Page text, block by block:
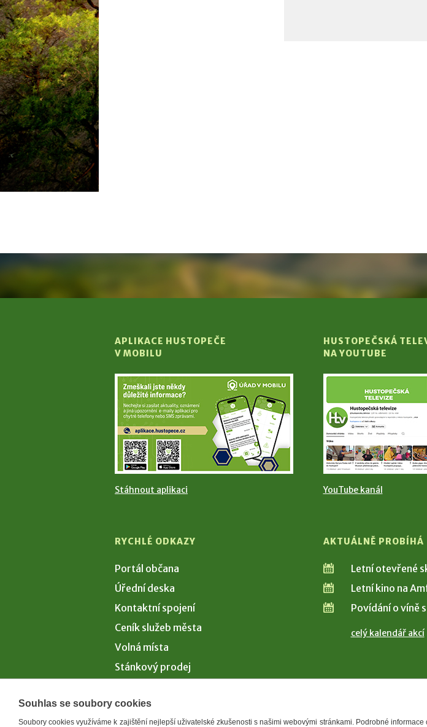
APLIKACE HUSTOPEČE
V MOBILU
Stáhnout aplikaci
HUSTOPEČSKÁ
NA YOUTUBE
YouTube kanál
RYCHLÉ ODKAZY
Portál občana
Úřední deska
Kontaktní spojení
Ceník služeb města
Volná místa
Stánkový prodej
AKTUÁLNĚ PROBÍHÁ
Letní otevřené
Letní kino na
Povídání o víně
celý kalendář akcí
Souhlas se soubory cookies
Soubory cookies využíváme k zajištění nejlepší uživatelské zkušenosti s našimi webovými stránkami. Podrobné informace